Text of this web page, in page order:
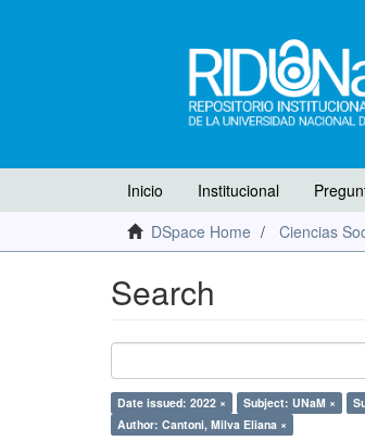
Inicio Institucional
DSpace Home
Ciencias
Search
Date issued: 2022 × Subject: UNaM ×
Author: Cantoni, Milva Eliana ×